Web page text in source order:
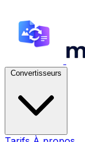
Convertisseurs